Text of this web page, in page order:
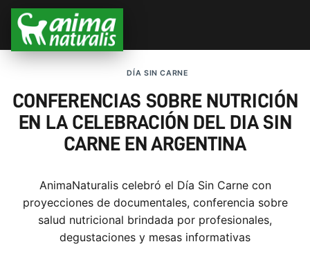
DÍA SIN CARNE
CONFERENCIAS SOBRE NUTRICIÓN
EN LA CELEBRACIÓN DEL DIA SIN
CARNE EN ARGENTINA
AnimaNaturalis celebró el Día Sin Carne con
proyecciones de documentales, conferencia sobre
salud nutricional brindada por profesionales,
degustaciones y mesas informativas